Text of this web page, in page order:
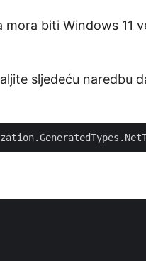
biti Windows 11
sljedeću naredbu